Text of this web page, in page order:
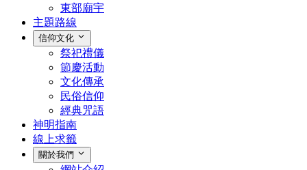
東部廟宇
主題路線
信仰文化
祭祀禮儀
節慶活動
文化傳承
民俗信仰
經典咒語
神明指南
線上求籤
關於我們